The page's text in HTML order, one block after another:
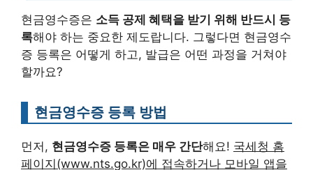
현금영수증은 소득 공제 혜택을 받기 위해 반드시 등
록해야 하는 중요한 제도랍니다. 그렇다면 현금영수
증 등록은 어떻게 하고, 발급은 어떤 과정을 거쳐야
할까요?
현금영수증 등록 방법
먼저, 현금영수증 등록은 매우 간단해요! 국세청 홈
페이지(www.nts.go.kr)에 접속하거나 모바일 앱을